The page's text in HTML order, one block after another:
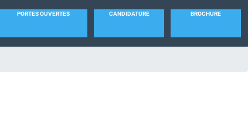
PORTES OUVERTES CANDIDATURE BROCHURE